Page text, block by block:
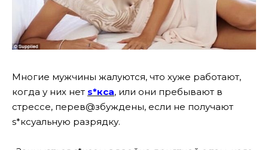
Многие мужчины жалуются, что хуже работают,
когда у них нет s*кса, или они пребывают в
стрессе, перев@збуждены, если не получают
s*ксуальную разрядку.